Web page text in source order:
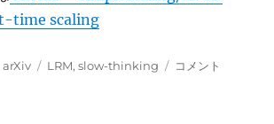
time scaling
カ
arXiv
タ
LRM,slow-thinking
s1:
コメント